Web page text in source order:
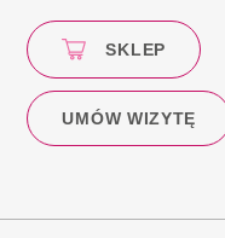
SKLEP
UMÓW WIZYTĘ